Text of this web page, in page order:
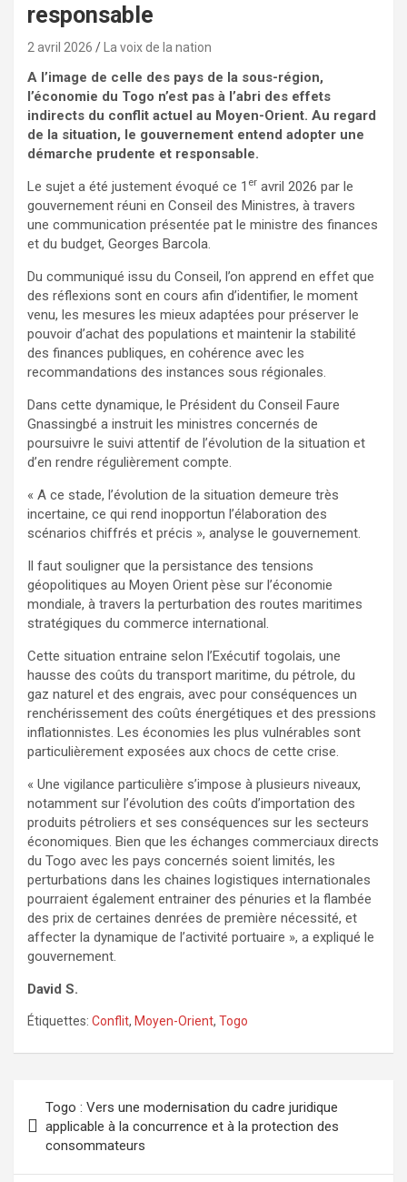
responsable
2 avril 2026 La voix de la nation
A l’image de celle des pays de la sous-région,
l’économie du Togo n’est pas à l’abri des effets
indirects du conflit actuel au Moyen-Orient. Au regard
de la situation, le gouvernement entend adopter une
démarche prudente et responsable.
Le sujet a été justement évoqué ce 1 er avril 2026 par le
gouvernement réuni en Conseil des Ministres, à travers
une communication présentée pat le ministre des finances
et du budget, Georges Barcola.
Du communiqué issu du Conseil, l’on apprend en effet que
des réflexions sont en cours afin d’identifier, le moment
venu, les mesures les mieux adaptées pour préserver le
pouvoir d’achat des populations et maintenir la stabilité
des finances publiques, en cohérence avec les
recommandations des instances sous régionales.
Dans cette dynamique, le Président du Conseil Faure
Gnassingbé a instruit les ministres concernés de
poursuivre le suivi attentif de l’évolution de la situation et
d’en rendre régulièrement compte.
« A ce stade, l’évolution de la situation demeure très
incertaine, ce qui rend inopportun l’élaboration des
scénarios chiffrés et précis », analyse le gouvernement.
Il faut souligner que la persistance des tensions
géopolitiques au Moyen Orient pèse sur l’économie
mondiale, à travers la perturbation des routes maritimes
stratégiques du commerce international.
Cette situation entraine selon l’Exécutif togolais, une
hausse des coûts du transport maritime, du pétrole, du
gaz naturel et des engrais, avec pour conséquences un
renchérissement des coûts énergétiques et des pressions
inflationnistes. Les économies les plus vulnérables sont
particulièrement exposées aux chocs de cette crise.
« Une vigilance particulière s’impose à plusieurs niveaux,
notamment sur l’évolution des coûts d’importation des
produits pétroliers et ses conséquences sur les secteurs
économiques. Bien que les échanges commerciaux directs
du Togo avec les pays concernés soient limités, les
perturbations dans les chaines logistiques internationales
pourraient également entrainer des pénuries et la flambée
des prix de certaines denrées de première nécessité, et
affecter la dynamique de l’activité portuaire », a expliqué le
gouvernement.
David S.
Étiquettes: Conflit, Moyen-Orient, Togo
de
l’article
Togo : Vers une modernisation du cadre juridique
applicable à la concurrence et à la protection des
consommateurs